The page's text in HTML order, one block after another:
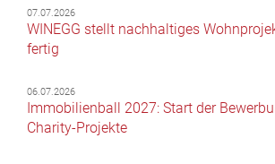
07.07.2026
WINEGG stellt nachhaltiges
fertig
06.07.2026
Immobilienball 2027: Start der
Charity-Projekte